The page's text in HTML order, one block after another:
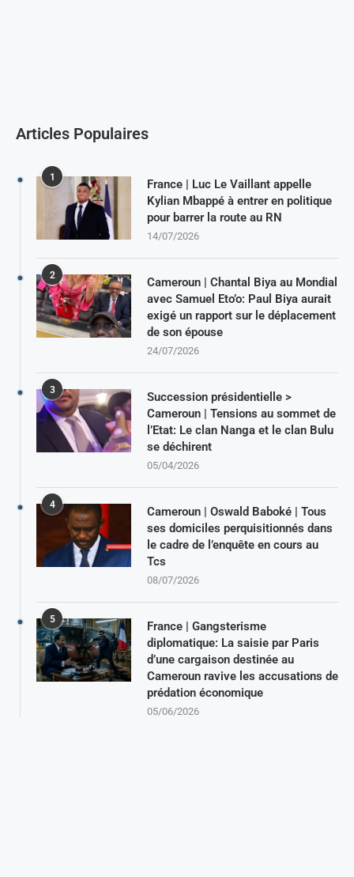
Articles Populaires
1
France | Luc Le Vaillant appelle
Kylian Mbappé à entrer en politique
pour barrer la route au RN
14/07/2026
2
Cameroun | Chantal Biya au Mondial
avec Samuel Eto’o: Paul Biya aurait
exigé un rapport sur le déplacement
de son épouse
24/07/2026
3
Succession présidentielle >
Cameroun | Tensions au sommet de
l’Etat: Le clan Nanga et le clan Bulu
se déchirent
05/04/2026
4
Cameroun | Oswald Baboké | Tous
ses domiciles perquisitionnés dans
le cadre de l’enquête en cours au
Tcs
08/07/2026
5
France | Gangsterisme
diplomatique: La saisie par Paris
d’une cargaison destinée au
Cameroun ravive les accusations de
prédation économique
05/06/2026